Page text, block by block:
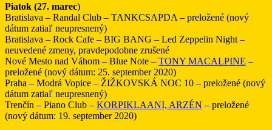
Piatok (27. marec)
Bratislava – Randal Club – TANKCSAPDA – preložené (nový
dátum zatiaľ neupresnený)
Bratislava – Rock Cafe – BIG BANG – Led Zeppelin Night –
neuvedené zmeny, pravdepodobne zrušené
Nové Mesto nad Váhom – Blue Note – TONY MACALPINE –
preložené (nový dátum: 25. september 2020)
Praha – Modrá Vopice – ŽIŽKOVSKÁ NOC 10 – preložené (nový
dátum zatiaľ neupresnený)
Trenčín – Piano Club – KORPIKLAANI, ARZÉN – preložené
(nový dátum: 19. september 2020)